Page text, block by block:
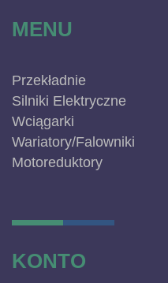
MENU
Przekładnie
Silniki Elektryczne
Wciągarki
Wariatory/Falowniki
Motoreduktory
KONTO